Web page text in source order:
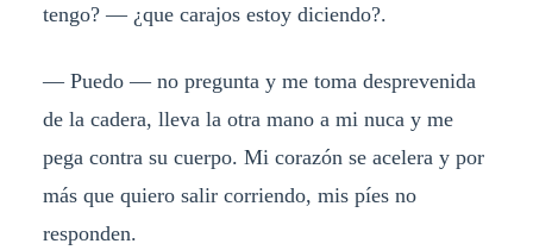
tengo? — ¿que carajos estoy diciendo?.
— Puedo — no pregunta y me toma desprevenida
de la cadera, lleva la otra mano a mi nuca y me
pega contra su cuerpo. Mi corazón se acelera y por
más que quiero salir corriendo, mis píes no
responden.